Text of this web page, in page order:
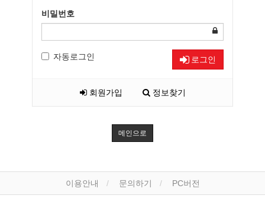
비밀번호
자동로그인 로그인
회원가입 정보찾기
메인으로
이용안내 문의하기 PC버전